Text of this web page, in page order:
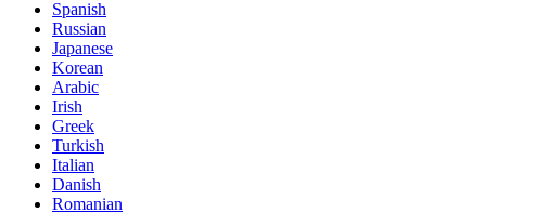
Spanish
Russian
Japanese
Korean
Arabic
Irish
Greek
Turkish
Italian
Danish
Romanian